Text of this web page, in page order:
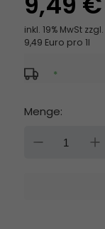
inkl. 19% MwSt zzgl.
9,49 Euro pro 1l
*
Menge:
DOWN